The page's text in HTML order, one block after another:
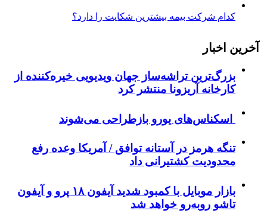
کدام شرکت بیمه بیشترین شکایت را دارد؟
آخرین اخبار
بزرگ‌ترین تراشه‌ساز جهان ویدیویی خیره‌کننده از
کارخانه آریزونا منتشر کرد
اسکناس‌های یورو بازطراحی می‌شوند
تنگه هرمز در آستانه توافق / آمریکا وعده رفع
محدودیت کشتیرانی داد
بازار موبایل با کمبود شدید آیفون ۱۸ پرو و آیفون
تاشو روبه‌رو خواهد شد